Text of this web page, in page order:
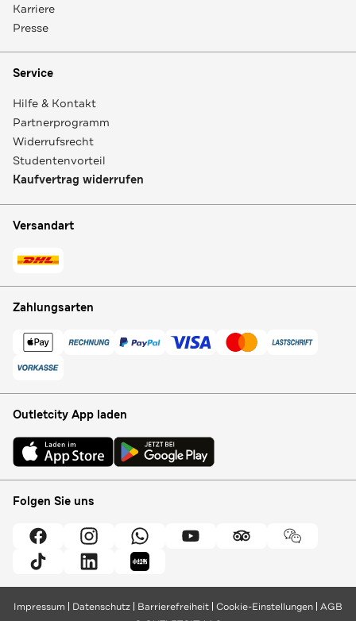
Karriere
Presse
Service
Hilfe & Kontakt
Partnerprogramm
Widerrufsrecht
Studentenvorteil
Kaufvertrag widerrufen
Versandart
Zahlungsarten
Outletcity App laden
Folgen Sie uns
Impressum Datenschutz Barrierefreiheit Cookie-Einstellungen AGB